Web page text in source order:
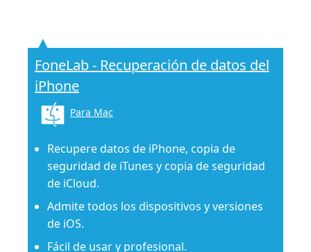
FoneLab - Recuperación de datos del
iPhone
Para Mac
Recupere datos de iPhone, copia de
seguridad de iTunes y copia de seguridad
de iCloud.
Admite todos los dispositivos y versiones
de iOS.
Fácil de usar y profesional.